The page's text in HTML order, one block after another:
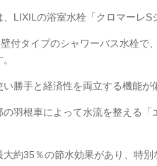
LIXILの浴室水栓「クロマーレS
付タイプのシャワーバス水栓で
勝手と経済性を両立する機能が
の羽根車によって水流を整える
約35％の節水効果があり、特